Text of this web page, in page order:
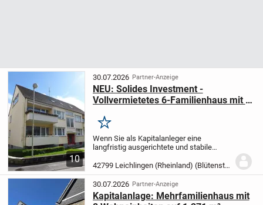
10
30.07.2026 Partner-Anzeige
NEU: Solides Investment -
Vollvermietetes 6-Familienhaus mit 6
Leichlingen
Merken
Wenn Sie als Kapitalanleger eine
langfristig ausgerichtete und stabile
Mehrfamilienhaus hervorragende
Voraussetzungen für nachhaltigen
Vermögensaufbau. Wohnimmobilien...
42799 Leichlingen (Rheinland) (Blütenstadt)
30.07.2026 Partner-Anzeige
Kapitalanlage: Mehrfamilienhaus mit